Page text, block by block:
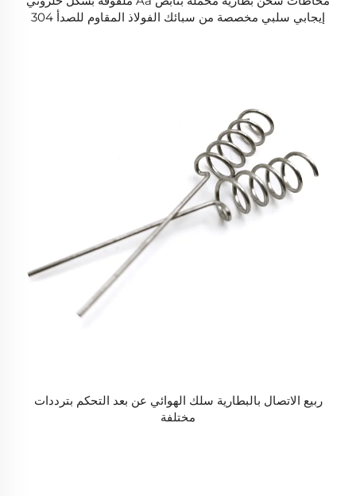
إيجابي سلبي مخصصة من سبائك الفولاذ المقاوم للصدأ 304
ربيع الاتصال بالبطارية سلك الهوائي عن بعد التحكم بترددات
مختلفة